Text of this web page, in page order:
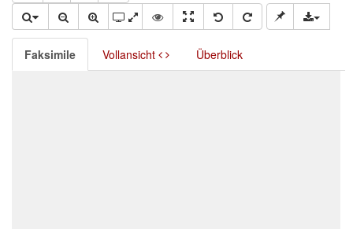
Faksimile Vollansicht Überblick